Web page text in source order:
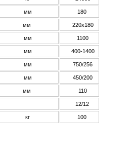
мм 180
мм 220х180
мм 1100
мм 400-1400
мм 750/256
мм 450/200
мм 110
12/12
кг 100